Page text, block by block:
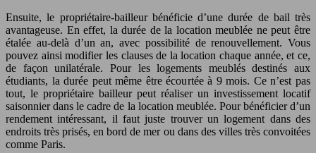
Ensuite, le propriétaire-bailleur bénéficie d’une durée de bail très
avantageuse. En effet, la durée de la location meublée ne peut être
étalée au-delà d’un an, avec possibilité de renouvellement. Vous
pouvez ainsi modifier les clauses de la location chaque année, et ce,
de façon unilatérale. Pour les logements meublés destinés aux
étudiants, la durée peut même être écourtée à 9 mois. Ce n’est pas
tout, le propriétaire bailleur peut réaliser un investissement locatif
saisonnier dans le cadre de la location meublée. Pour bénéficier d’un
rendement intéressant, il faut juste trouver un logement dans des
endroits très prisés, en bord de mer ou dans des villes très convoitées
comme Paris.